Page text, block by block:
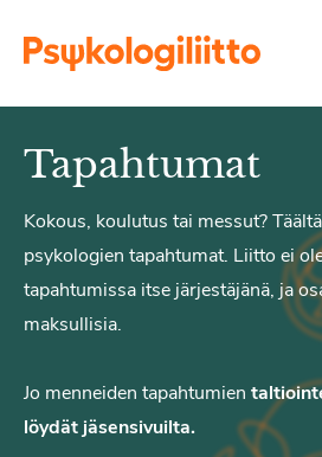
Tapahtumat
Kokous, koulutus tai messut?
psykologien tapahtumat. Liitto ei
tapahtumissa itse järjestäjänä, ja
maksullisia.
Jo menneiden tapahtumien
löydät jäsensivuilta.